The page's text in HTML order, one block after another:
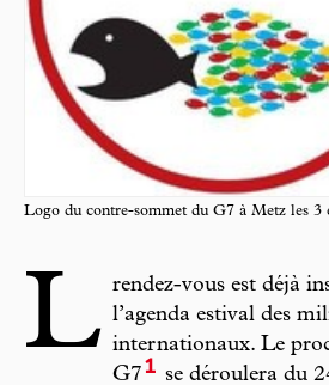
Logo du contre-sommet du G7 à Metz les 3
L
rendez-vous est déjà
l’agenda estival des
internationaux. Le
G7 1 se déroulera du